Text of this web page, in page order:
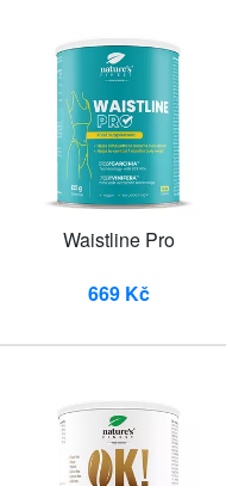
Waistline Pro
669 Kč